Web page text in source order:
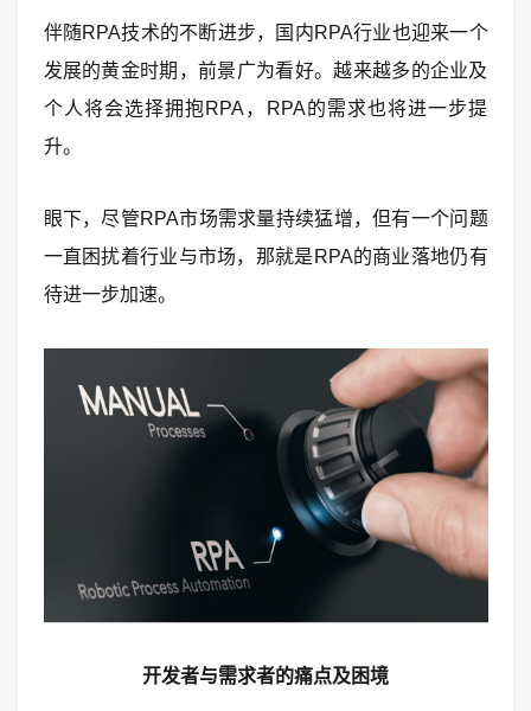
伴随RPA技术的不断进步，国内RPA行业也迎来一个
发展的黄金时期，前景广为看好。越来越多的企业及
个人将会选择拥抱RPA，RPA的需求也将进一步提
升。
眼下，尽管RPA市场需求量持续猛增，但有一个问题
一直困扰着行业与市场，那就是RPA的商业落地仍有
待进一步加速。
开发者与需求者的痛点及困境